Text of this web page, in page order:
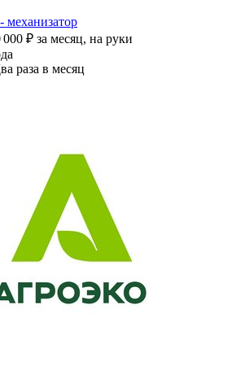
механизатор
000 ₽ за месяц, на руки
раза в месяц